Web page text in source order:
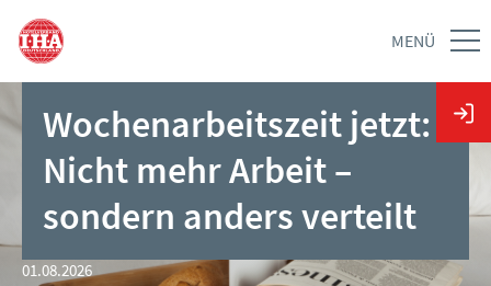
MENÜ
Wochenarbeitszeit jetzt:
Nicht mehr Arbeit –
sondern anders verteilt
01.08.2026